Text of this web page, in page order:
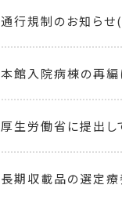
通行規制のお知ら
本館入院病棟の再編
厚生労働省に提出し
長期収載品の選定療